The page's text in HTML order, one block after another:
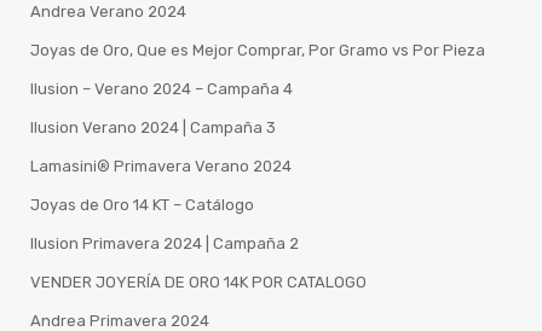
Andrea Verano 2024
Joyas de Oro, Que es Mejor Comprar, Por Gramo vs Por Pieza
Ilusion – Verano 2024 – Campaña 4
Ilusion Verano 2024 | Campaña 3
Lamasini®️ Primavera Verano 2024
Joyas de Oro 14 KT – Catálogo
Ilusion Primavera 2024 | Campaña 2
VENDER JOYERÍA DE ORO 14K POR CATALOGO
Andrea Primavera 2024